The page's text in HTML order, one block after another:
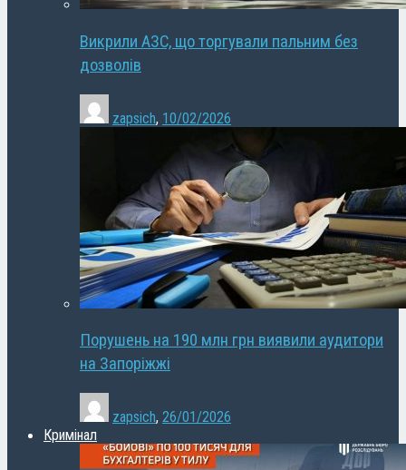
Викрили АЗС, що торгували пальним без
дозволів
zapsich, 10/02/2026
Порушень на 190 млн грн виявили аудитори
на Запоріжжі
zapsich, 26/01/2026
Кримінал